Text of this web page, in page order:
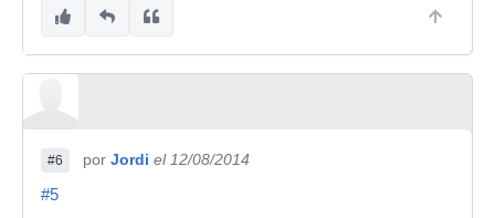
#6 por Jordi el 12/08/2014
#5